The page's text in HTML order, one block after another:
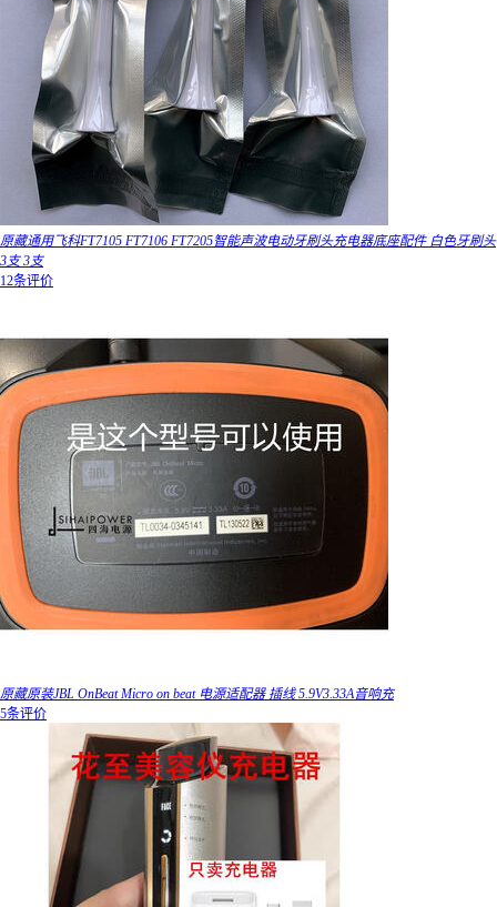
原藏通用飞科FT7105 FT7106 FT7205智能声波电动牙刷头充电器底座配件 白色牙刷头
3支 3支
12条评价
原藏原装JBL OnBeat Micro on beat 电源适配器 插线 5.9V3.33A音响充
5条评价